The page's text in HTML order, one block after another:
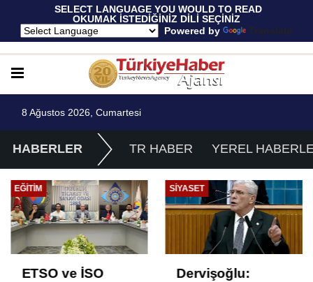
SELECT LANGUAGE YOU WOULD TO READ
OKUMAK İSTEDİĞİNİZ DİLİ SEÇİNİZ
Powered by
Translate
8 Ağustos 2026, Cumartesi
HABERLER TR HABER YEREL
EĞITIM
ETSO ve İSO
SIYASET
Dervişoğlu: